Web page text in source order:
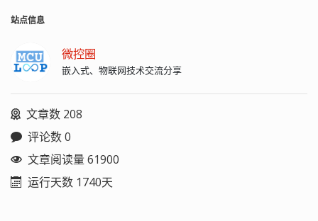
站点信息
微控圈
嵌入式、物联网技术交流分享
文章数 208
评论数 0
文章阅读量 61900
运行天数 1740天